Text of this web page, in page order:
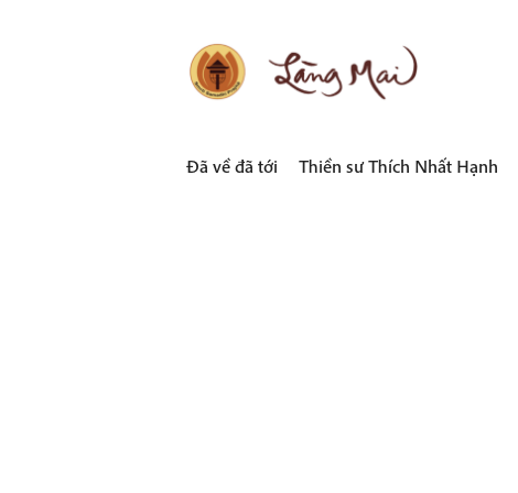
LÀNG MAI
Đã về đã tới Thiền sư Thích Nhất Hạnh